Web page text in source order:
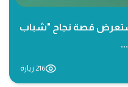
قصة نجاح "شباب
216 زيارة